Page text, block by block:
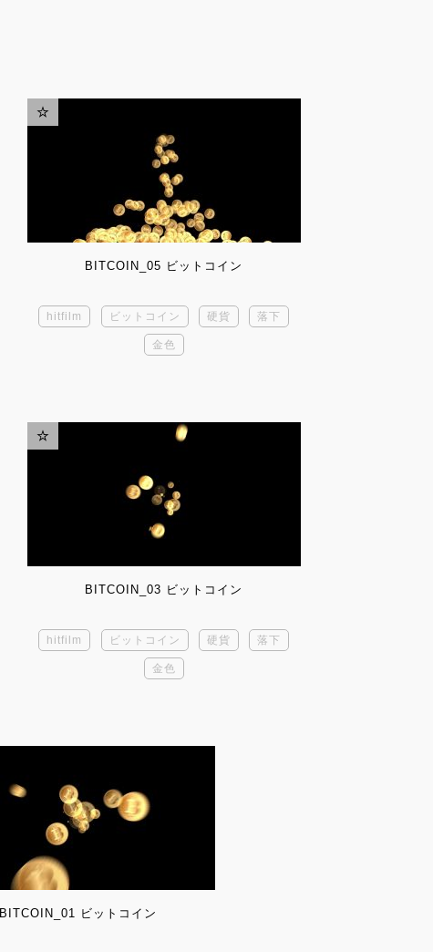
BITCOIN_05 ビットコイン
hitfilm ビットコイン 硬貨 落下
金色
BITCOIN_03 ビットコイン
hitfilm ビットコイン 硬貨 落下
金色
BITCOIN_01 ビットコイン